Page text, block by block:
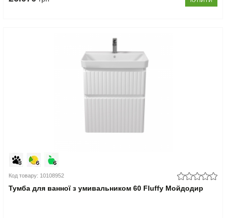
Код товару: 10108952
Тумба для ванної з умивальником 60 Fluffy Мойдодир